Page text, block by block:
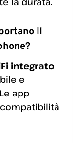
Il
integrato
e
app